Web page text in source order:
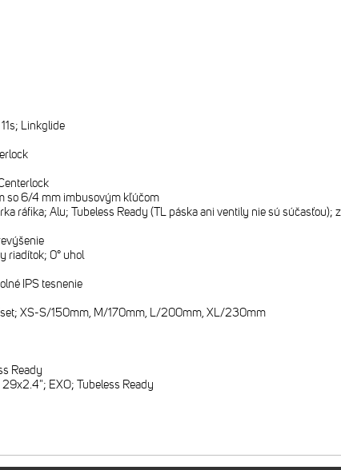
Linkglide
so 6/4 mm imbusovým kľúčom
ráfika; Alu; Tubeless Ready (TL páska ani ventily nie sú súčasťou);
riadítok; 0° uhol
IPS tesnenie
XS-S/150mm, M/170mm, L/200mm, XL/230mm
Ready
EXO; Tubeless Ready